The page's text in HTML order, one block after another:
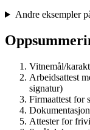
Andre eksempler
Vitnemål/
Arbeidsattest
signatur)
Firmaattest for
Attester for